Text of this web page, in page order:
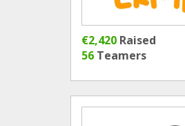
€2,420 Raised
56 Teamers